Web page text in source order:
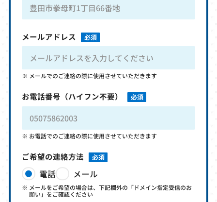
メールアドレス 必須
メールでのご連絡の際に使用させていただきます
お電話番号 （ハイフン不要） 必須
お電話でのご連絡の際に使用させていただきます
ご希望の連絡方法 必須
電話 メール
メールをご希望の場合は、下記欄外の「ドメイン指定受信のお
願い」をご確認ください